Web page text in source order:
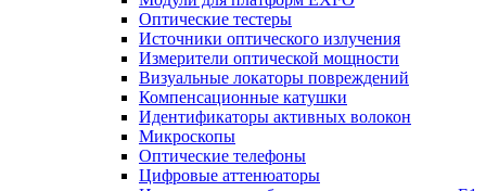
Оптические тестеры
Источники оптического излучения
Измерители оптической мощности
Визуальные локаторы повреждений
Компенсационные катушки
Идентификаторы активных волокон
Микроскопы
Оптические телефоны
Цифровые аттенюаторы